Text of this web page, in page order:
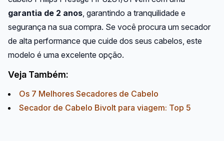
garantia de 2 anos, garantindo a tranquilidade e
segurança na sua compra. Se você procura um secador
de alta performance que cuide dos seus cabelos, este
modelo é uma excelente opção.
Veja Também:
Os 7 Melhores Secadores de Cabelo
Secador de Cabelo Bivolt para viagem: Top 5